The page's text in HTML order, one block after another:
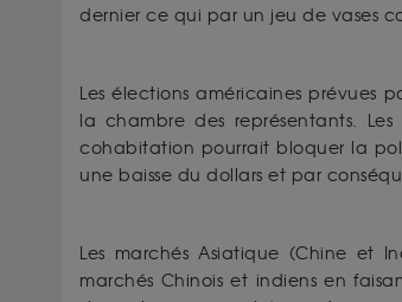
dernier ce qui par un jeu de vases
Les élections américaines prévues
la chambre des représentants.
cohabitation pourrait bloquer la
une baisse du dollars et par
Les marchés Asiatique (Chine et
marchés Chinois et indiens en